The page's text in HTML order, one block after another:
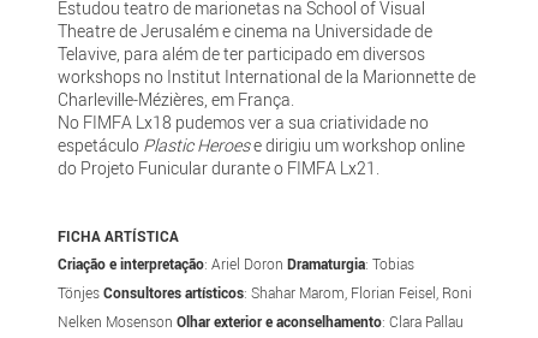
Estudou teatro de marionetas na School of Visual
Theatre de Jerusalém e cinema na Universidade de
Telavive, para além de ter participado em diversos
workshops no Institut International de la Marionnette de
Charleville-Mézières, em França.
No FIMFA Lx18 pudemos ver a sua criatividade no
espetáculo Plastic Heroese dirigiu um workshop online
do Projeto Funicular durante o FIMFA Lx21.
FICHA ARTÍSTICA
Criação e interpretação: Ariel DoronDramaturgia: Tobias
TönjesConsultores artísticos: Shahar Marom, Florian Feisel, Roni
Nelken MosensonOlhar exterior e aconselhamento: Clara Pallau